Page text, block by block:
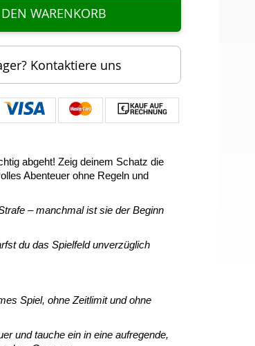
WARENKORB
Kontaktiere uns
abgeht! Zeig deinem Schatz die
Abenteuer ohne Regeln und
– manchmal ist sie der Beginn
du das Spielfeld unverzüglich
Spiel, ohne Zeitlimit und ohne
und tauche ein in eine aufregende,